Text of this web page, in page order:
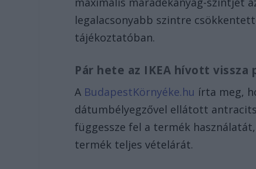
legalacsonyabb szintre
tájékoztatóban.
Pár hete az IKEA hívott vissza
A BudapestKörnyéke.hu írta meg,
dátumbélyegzővel ellátott
függessze fel a termék
termék teljes vételárát.